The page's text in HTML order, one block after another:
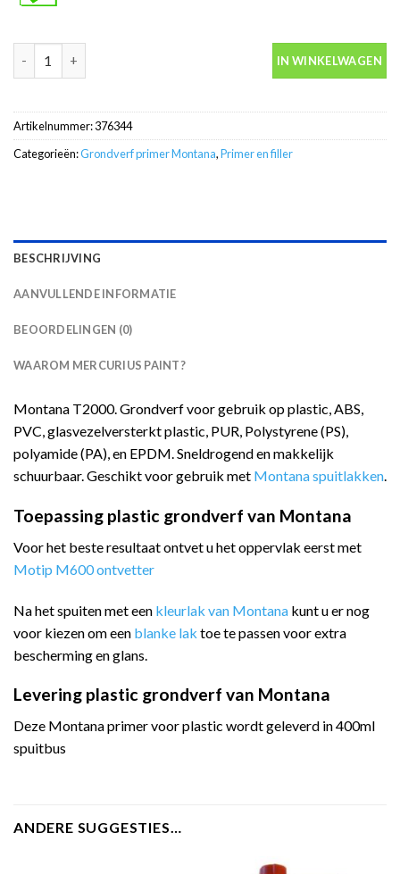
IN WINKELWAGEN
Artikelnummer:376344
Categorieën:Grondverf primer Montana,Primer en filler
BESCHRIJVING
AANVULLENDE INFORMATIE
BEOORDELINGEN (0)
WAAROM MERCURIUS PAINT?
Montana T2000. Grondverf voor gebruik op plastic, ABS,
PVC, glasvezelversterkt plastic, PUR, Polystyrene (PS),
polyamide (PA), en EPDM. Sneldrogend en makkelijk
schuurbaar. Geschikt voor gebruik met Montana spuitlakken.
Toepassing plastic grondverf van Montana
Voor het beste resultaat ontvet u het oppervlak eerst met
Motip M600 ontvetter
Na het spuiten met een kleurlak van Montana kunt u er nog
voor kiezen om een blanke lak toe te passen voor extra
bescherming en glans.
Levering plastic grondverf van Montana
Deze Montana primer voor plastic wordt geleverd in 400ml
spuitbus
ANDERE SUGGESTIES…